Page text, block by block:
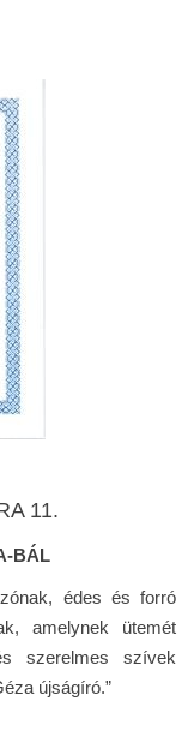
11.
BÁL
édes és forró
amelynek ütemét
szerelmes szívek
újságíró.”